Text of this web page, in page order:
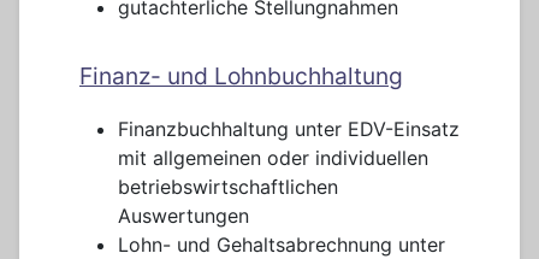
gutachterliche Stellungnahmen
Finanz- und Lohnbuchhaltung
Finanzbuchhaltung unter EDV-Einsatz
mit allgemeinen oder individuellen
betriebswirtschaftlichen
Auswertungen
Lohn- und Gehaltsabrechnung unter